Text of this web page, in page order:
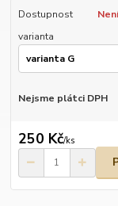
Dostupnost
varianta
Nejsme plátci DPH
250 Kč/ks